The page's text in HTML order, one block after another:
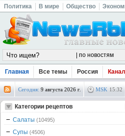
Политика В мире Общество
Главная Все темы Россия
Сегодня: 9 августа 2026 г. MSK 15:32
Категории рецептов
Салаты (10495)
Супы (4506)